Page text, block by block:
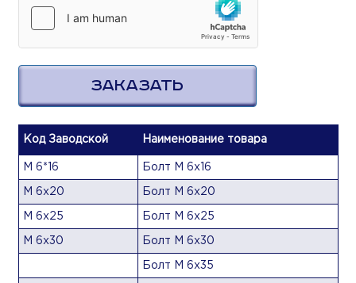
ЗАКАЗАТЬ
Код Заводской Наименование товара
М 6*16 Болт М 6х16
М 6х20 Болт М 6х20
М 6х25 Болт М 6х25
М 6х30 Болт М 6х30
Болт М 6х35